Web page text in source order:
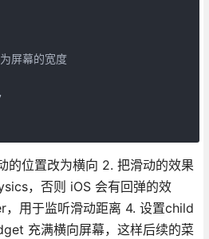
屏幕的宽度
的位置改为横向 2. 把滑动的效果
，否则 iOS 会有回弹的效
用于监听滑动距离 4. 设置child
充满横向屏幕，这样后续的菜